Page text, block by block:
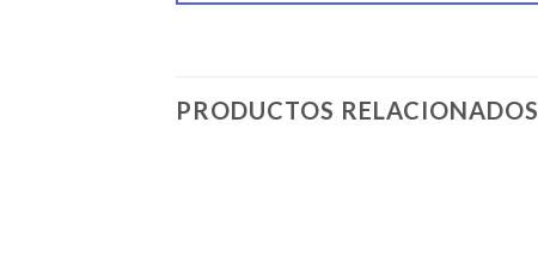
PRODUCTOS RELACIONADOS